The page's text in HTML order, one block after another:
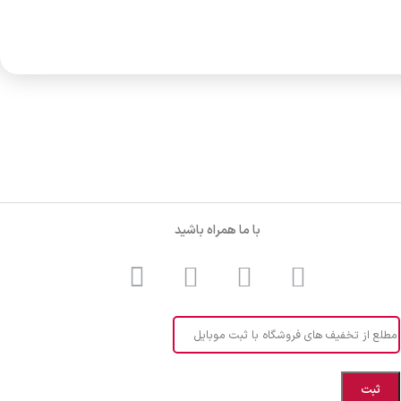
با ما همراه باشید
مطلع از تخفیف های فروشگاه با ثبت موبایل